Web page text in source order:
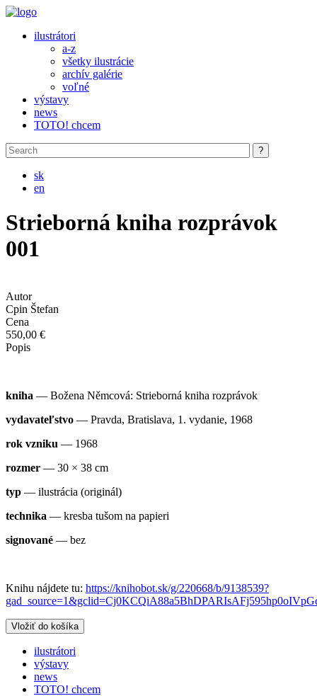
Skip to main content
ilustrátori
a-z
všetky ilustrácie
archív galérie
voľné
výstavy
news
TOTO! chcem
sk
en
Strieborná kniha rozprávok
001
Autor
Cpin Štefan
Cena
550,00 €
Popis
kniha — Božena Němcová: Strieborná kniha rozprávok
vydavateľstvo — Pravda, Bratislava, 1. vydanie, 1968
rok vzniku — 1968
rozmer — 30 × 38 cm
typ — ilustrácia (originál)
technika — kresba tušom na papieri
signované — bez
Knihu nájdete tu: https://knihobot.sk/g/220668/b/9138539?
ilustrátori
výstavy
news
TOTO! chcem